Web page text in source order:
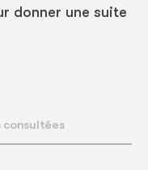
donner une suite
consultées